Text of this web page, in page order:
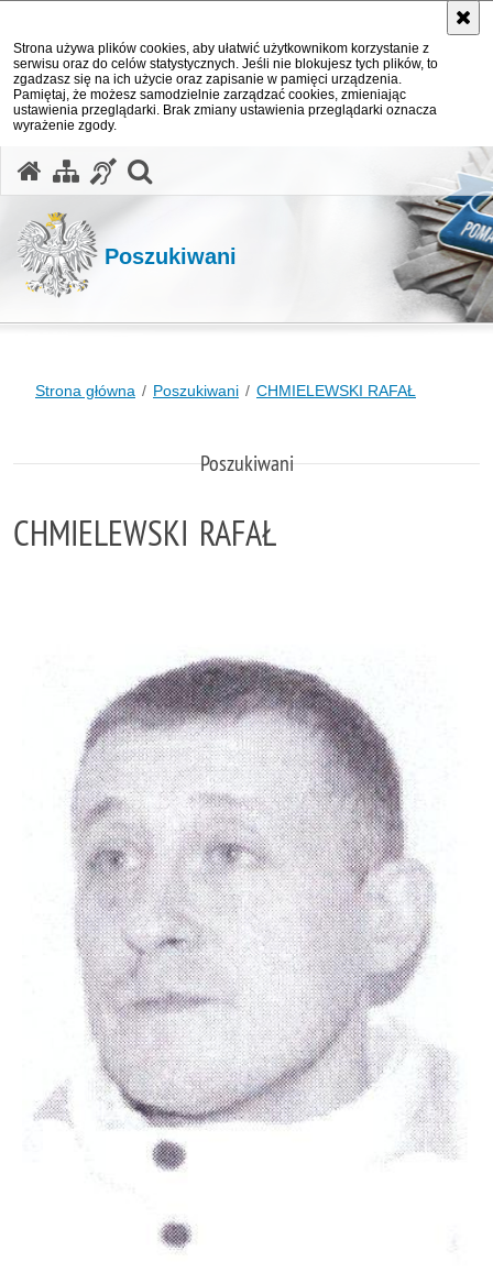
Strona używa plików cookies, aby ułatwić użytkownikom korzystanie z
serwisu oraz do celów statystycznych. Jeśli nie blokujesz tych plików, to
zgadzasz się na ich użycie oraz zapisanie w pamięci urządzenia.
Pamiętaj, że możesz samodzielnie zarządzać cookies, zmieniając
ustawienia przeglądarki. Brak zmiany ustawienia przeglądarki oznacza
wyrażenie zgody.
Poszukiwani
Strona główna Poszukiwani CHMIELEWSKI RAFAŁ
Poszukiwani
CHMIELEWSKI RAFAŁ